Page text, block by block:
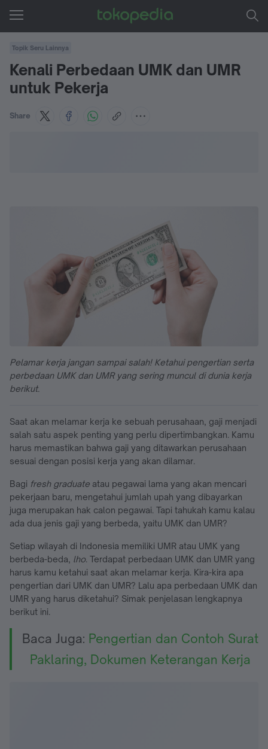
Topik Seru Lainnya
Kenali Perbedaan UMK dan UMR
untuk Pekerja
Share
Pelamar kerja jangan sampai salah! Ketahui pengertian serta
perbedaan UMK dan UMR yang sering muncul di dunia kerja
berikut.
Saat akan melamar kerja ke sebuah perusahaan, gaji menjadi
salah satu aspek penting yang perlu dipertimbangkan. Kamu
harus memastikan bahwa gaji yang ditawarkan perusahaan
sesuai dengan posisi kerja yang akan dilamar.
Bagi fresh graduate atau pegawai lama yang akan mencari
pekerjaan baru, mengetahui jumlah upah yang dibayarkan
juga merupakan hak calon pegawai. Tapi tahukah kamu kalau
ada dua jenis gaji yang berbeda, yaitu UMK dan UMR?
Setiap wilayah di Indonesia memiliki UMR atau UMK yang
berbeda-beda, lho. Terdapat perbedaan UMK dan UMR yang
harus kamu ketahui saat akan melamar kerja. Kira-kira apa
pengertian dari UMK dan UMR? Lalu apa perbedaan UMK dan
UMR yang harus diketahui? Simak penjelasan lengkapnya
berikut ini.
Baca Juga: Pengertian dan Contoh Surat
Paklaring, Dokumen Keterangan Kerja